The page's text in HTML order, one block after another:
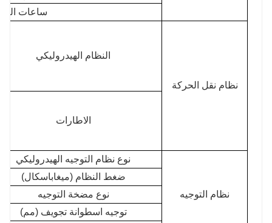
ساعات
نظام نقل الحركة
النظام الهيدروليكي
الاطارات
نظام التوجيه
نوع نظام التوجيه الهيدروليكي
ضغط النظام (ميغاباسكال)
نوع مضخة التوجيه
توجيه اسطوانة تجويف (مم)